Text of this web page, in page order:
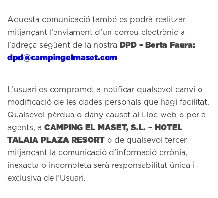
Aquesta comunicació també es podrà realitzar
mitjançant l’enviament d’un correu electrònic a
l’adreça següent de la nostra DPD – Berta Faura:
dpd@campingelmaset.com
L’usuari es compromet a notificar qualsevol canvi o
modificació de les dades personals que hagi facilitat.
Qualsevol pèrdua o dany causat al Lloc web o per a
agents, a CAMPING EL MASET, S.L. – HOTEL
TALAIA PLAZA RESORT o de qualsevol tercer
mitjançant la comunicació d’informació errònia,
inexacta o incompleta serà responsabilitat única i
exclusiva de l’Usuari.